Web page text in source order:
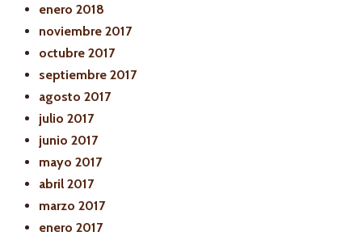
enero 2018
noviembre 2017
octubre 2017
septiembre 2017
agosto 2017
julio 2017
junio 2017
mayo 2017
abril 2017
marzo 2017
enero 2017